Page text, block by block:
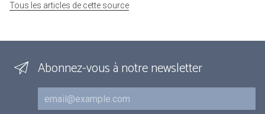
Tous les articles de cette source
Abonnez-vous à notre newsletter
Courriel